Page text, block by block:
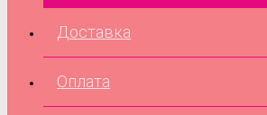
Доставка
Оплата